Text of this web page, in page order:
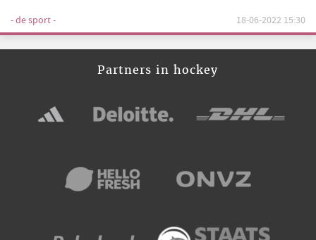
- de sport - 18-06-2022 15:30
Partners in hockey